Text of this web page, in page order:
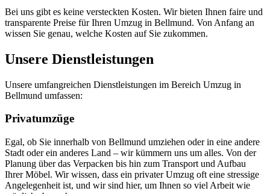
Bei uns gibt es keine versteckten Kosten. Wir bieten Ihnen faire und
transparente Preise für Ihren Umzug in Bellmund. Von Anfang an
wissen Sie genau, welche Kosten auf Sie zukommen.
Unsere Dienstleistungen
Unsere umfangreichen Dienstleistungen im Bereich Umzug in
Bellmund umfassen:
Privatumzüge
Egal, ob Sie innerhalb von Bellmund umziehen oder in eine andere
Stadt oder ein anderes Land – wir kümmern uns um alles. Von der
Planung über das Verpacken bis hin zum Transport und Aufbau
Ihrer Möbel. Wir wissen, dass ein privater Umzug oft eine stressige
Angelegenheit ist, und wir sind hier, um Ihnen so viel Arbeit wie